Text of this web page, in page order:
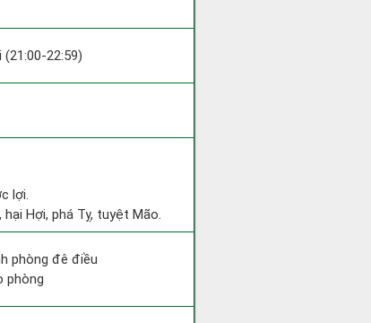
(21:00-22:59)
lợi.
Hợi, phá Tỵ, tuyệt Mão.
phòng đê điều
phòng